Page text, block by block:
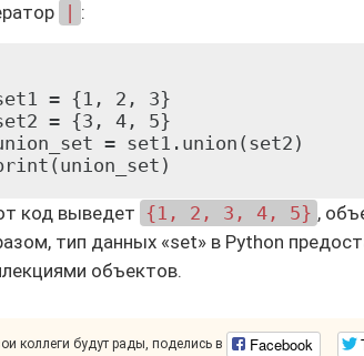
:
= {1, 2, 3}
= {3, 4, 5}
= set1.union(set2)
код выведет {1, 2, 3, 4, 5} ,
тип данных «set» в Python
объектов.
коллеги будут рады, поделись в Facebook